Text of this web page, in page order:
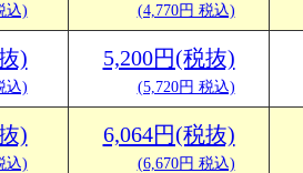
込) (4,770円 税込)
)
込)
5,200円(税抜)
(5,720円 税込)
)
込)
6,064円(税抜)
(6,670円 税込)